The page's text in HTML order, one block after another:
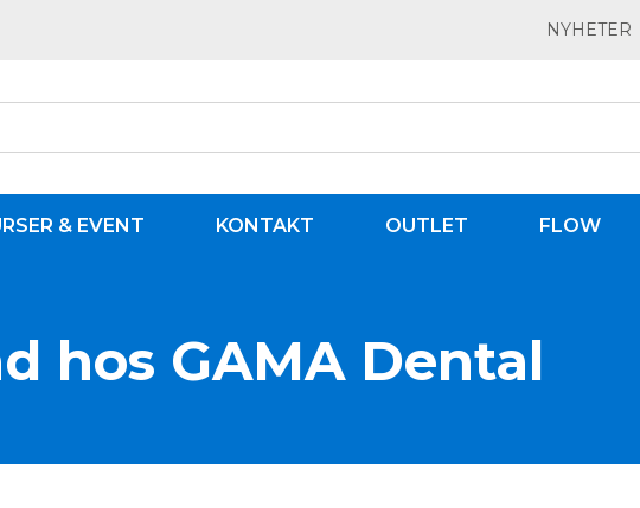
NYHETER
& EVENT KONTAKT OUTLET FLOW
hos GAMA Dental